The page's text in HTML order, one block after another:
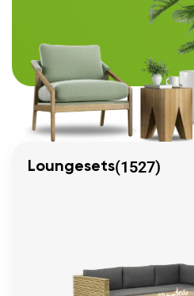
Loungesets(1527)